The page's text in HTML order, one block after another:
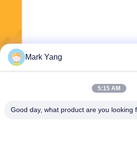
Mark Yang
5:15 AM
Good day, what product are you looking